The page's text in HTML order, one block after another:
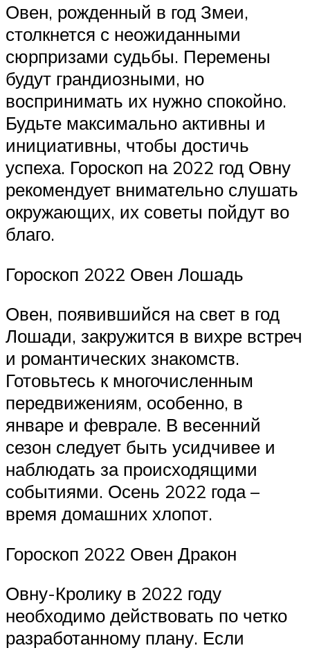
Овен, рожденный в год Змеи,
столкнется с неожиданными
сюрпризами судьбы. Перемены
будут грандиозными, но
воспринимать их нужно спокойно.
Будьте максимально активны и
инициативны, чтобы достичь
успеха. Гороскоп на 2022 год Овну
рекомендует внимательно слушать
окружающих, их советы пойдут во
благо.
Гороскоп 2022 Овен Лошадь
Овен, появившийся на свет в год
Лошади, закружится в вихре встреч
и романтических знакомств.
Готовьтесь к многочисленным
передвижениям, особенно, в
январе и феврале. В весенний
сезон следует быть усидчивее и
наблюдать за происходящими
событиями. Осень 2022 года –
время домашних хлопот.
Гороскоп 2022 Овен Дракон
Овну-Кролику в 2022 году
необходимо действовать по четко
разработанному плану. Если